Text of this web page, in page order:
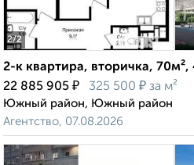
2/2
2-к квартира, вторичка,
22 885 905 ₽ 325 500 ₽ за м²
Южный район, Южный район
Агентство, 07.08.2026